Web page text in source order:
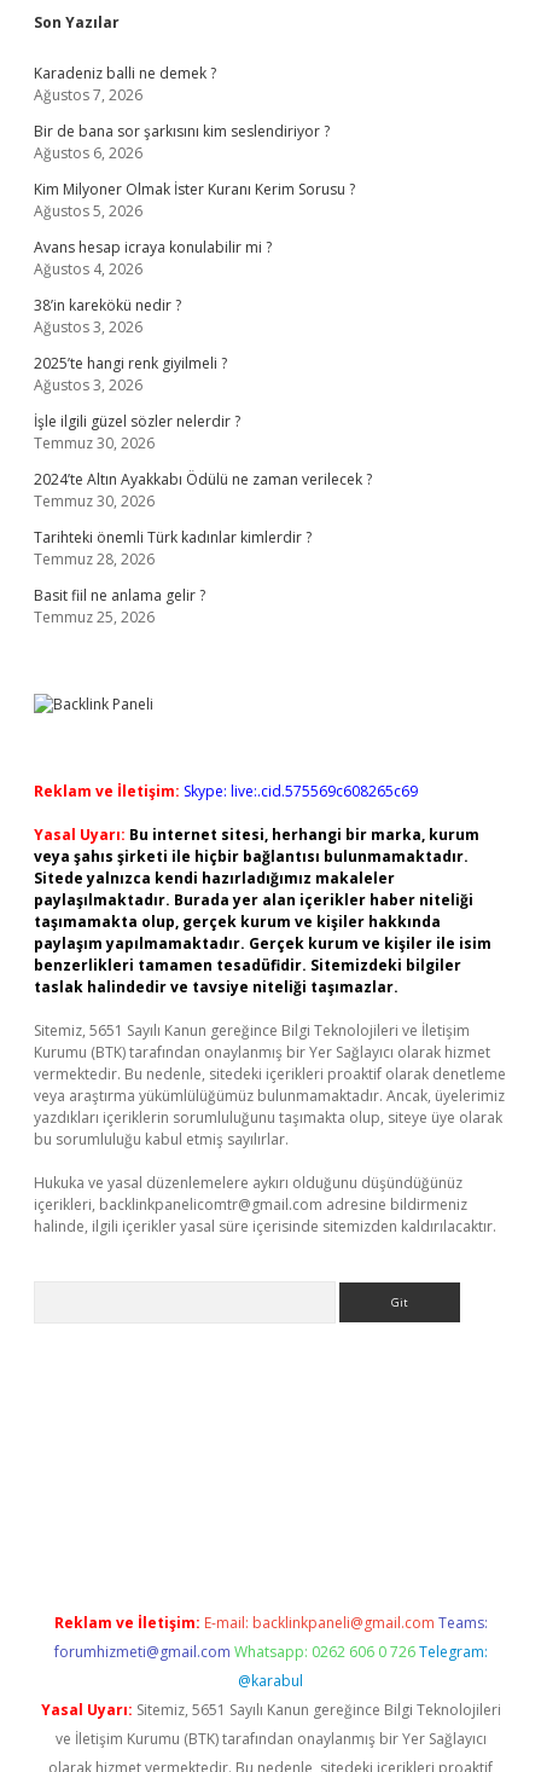
Sidebar
Son Yazılar
Karadeniz balli ne demek ?
Ağustos 7, 2026
Bir de bana sor şarkısını kim seslendiriyor ?
Ağustos 6, 2026
Kim Milyoner Olmak İster Kuranı Kerim Sorusu ?
Ağustos 5, 2026
Avans hesap icraya konulabilir mi ?
Ağustos 4, 2026
38’in karekökü nedir ?
Ağustos 3, 2026
2025’te hangi renk giyilmeli ?
Ağustos 3, 2026
İşle ilgili güzel sözler nelerdir ?
Temmuz 30, 2026
2024’te Altın Ayakkabı Ödülü ne zaman verilecek ?
Temmuz 30, 2026
Tarihteki önemli Türk kadınlar kimlerdir ?
Temmuz 28, 2026
Basit fiil ne anlama gelir ?
Temmuz 25, 2026
Reklam ve İletişim: Skype: live:.cid.575569c608265c69
Yasal Uyarı: Bu internet sitesi, herhangi bir marka, kurum
veya şahıs şirketi ile hiçbir bağlantısı bulunmamaktadır.
Sitede yalnızca kendi hazırladığımız makaleler
paylaşılmaktadır. Burada yer alan içerikler haber niteliği
taşımamakta olup, gerçek kurum ve kişiler hakkında
paylaşım yapılmamaktadır. Gerçek kurum ve kişiler ile isim
benzerlikleri tamamen tesadüfidir. Sitemizdeki bilgiler
taslak halindedir ve tavsiye niteliği taşımazlar.
Sitemiz, 5651 Sayılı Kanun gereğince Bilgi Teknolojileri ve İletişim
Kurumu (BTK) tarafından onaylanmış bir Yer Sağlayıcı olarak hizmet
vermektedir. Bu nedenle, sitedeki içerikleri proaktif olarak denetleme
veya araştırma yükümlülüğümüz bulunmamaktadır. Ancak, üyelerimiz
yazdıkları içeriklerin sorumluluğunu taşımakta olup, siteye üye olarak
bu sorumluluğu kabul etmiş sayılırlar.
Hukuka ve yasal düzenlemelere aykırı olduğunu düşündüğünüz
içerikleri, backlinkpanelicomtr@gmail.com adresine bildirmeniz
halinde, ilgili içerikler yasal süre içerisinde sitemizden kaldırılacaktır.
Reklam ve İletişim: E-mail: backlinkpaneli@gmail.com Teams:
forumhizmeti@gmail.com Whatsapp: 0262 606 0 726 Telegram:
@karabul
Yasal Uyarı: Sitemiz, 5651 Sayılı Kanun gereğince Bilgi Teknolojileri
ve İletişim Kurumu (BTK) tarafından onaylanmış bir Yer Sağlayıcı
olarak hizmet vermektedir. Bu nedenle, sitedeki içerikleri proaktif